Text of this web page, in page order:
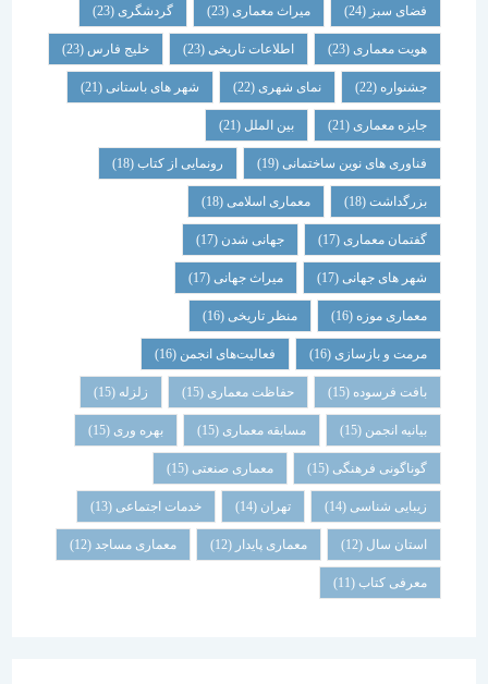
فضای سبز(24) میراث معماری (23) گردشگری (23)
هویت معماری (23) اطلاعات تاریخی(23) خلیج فارس(23)
جشنواره(22) نمای شهری(22) شهر های باستانی (21)
جایزه معماری (21) بین الملل(21)
فناوری های نوین ساختمانی(19) رونمایی از کتاب (18)
بزرگداشت (18) معماری اسلامی(18)
گفتمان معماری (17) جهانی شدن(17)
شهر های جهانی(17) میراث جهانی(17)
معماری موزه(16) منظر تاریخی (16)
مرمت و بازسازی(16) فعالیت‌های انجمن(16)
بافت فرسوده (15) حفاظت معماری (15) زلزله
بیانیه انجمن(15) مسابقه معماری (15) بهره وری(15)
گوناگونی فرهنگی (15) معماری صنعتی(15)
زیبایی شناسی (14) تهران خدمات اجتماعی (13)
استان سال(12) معماری پایدار (12) معماری مساجد(12)
معرفی کتاب(11)